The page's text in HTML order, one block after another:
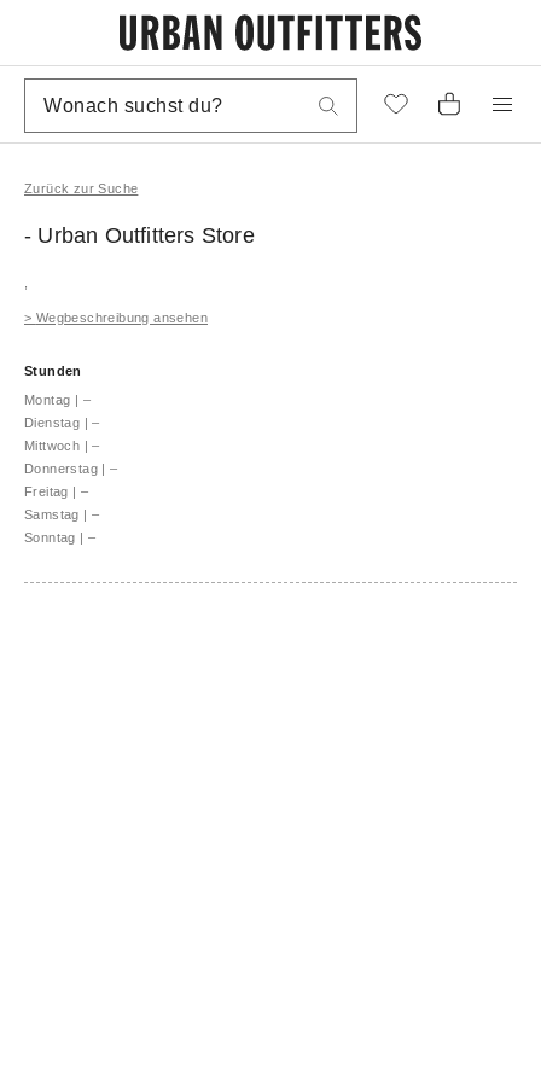
Zurück zur Suche
- Urban Outfitters Store
> Wegbeschreibung ansehen
Stunden
Montag | –
Dienstag | –
Mittwoch | –
Donnerstag | –
Freitag | –
Samstag | –
Sonntag | –